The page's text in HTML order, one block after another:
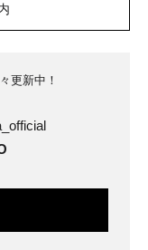
更新中！